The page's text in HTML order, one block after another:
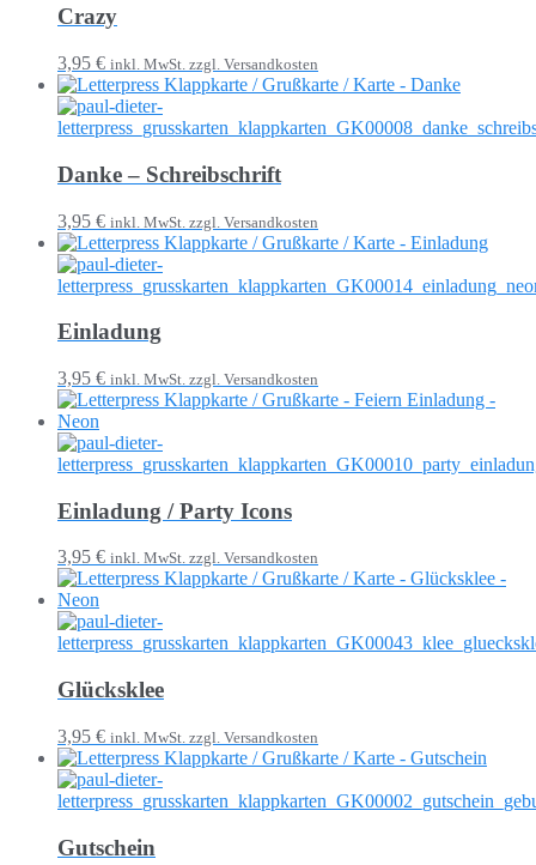
Crazy
3,95 € inkl. MwSt. zzgl. Versandkosten
Danke – Schreibschrift
3,95 € inkl. MwSt. zzgl. Versandkosten
Einladung
3,95 € inkl. MwSt. zzgl. Versandkosten
Einladung / Party Icons
3,95 € inkl. MwSt. zzgl. Versandkosten
Glücksklee
3,95 € inkl. MwSt. zzgl. Versandkosten
Gutschein